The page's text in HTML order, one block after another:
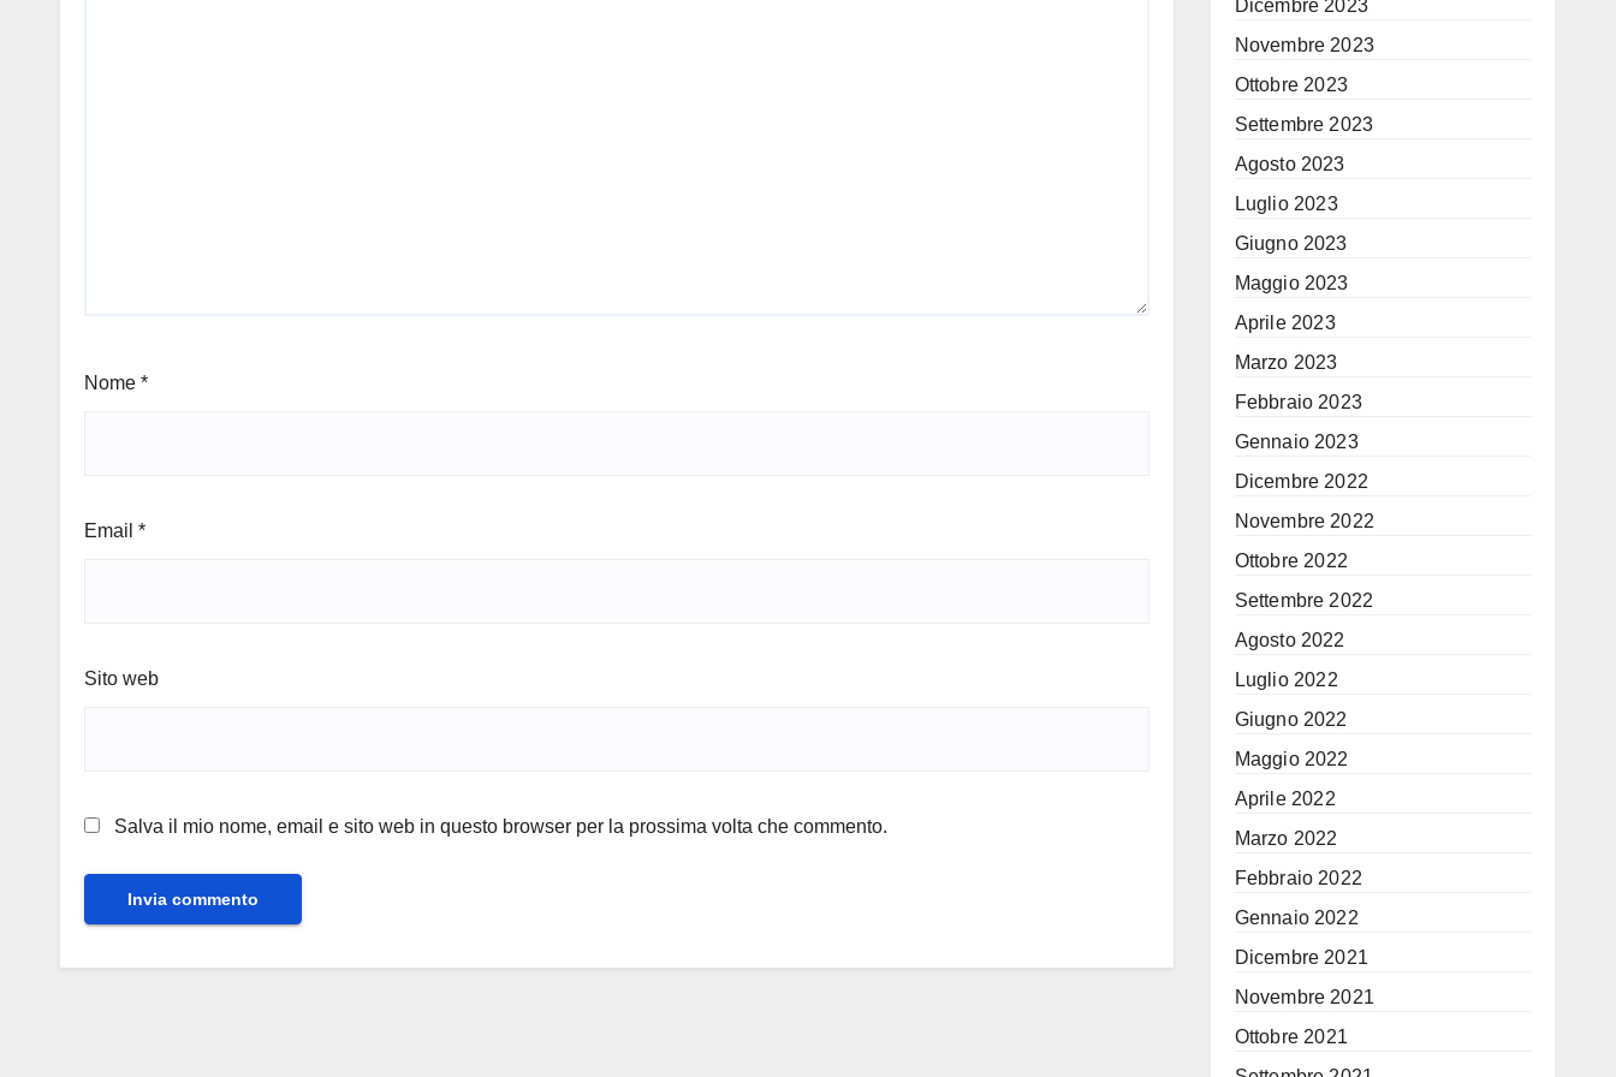
Nome *
Email *
Sito web
Salva il mio nome, email e sito web in questo browser per la prossima volta che commento.
Dicembre 2023
Novembre 2023
Ottobre 2023
Settembre 2023
Agosto 2023
Luglio 2023
Giugno 2023
Maggio 2023
Aprile 2023
Marzo 2023
Febbraio 2023
Gennaio 2023
Dicembre 2022
Novembre 2022
Ottobre 2022
Settembre 2022
Agosto 2022
Luglio 2022
Giugno 2022
Maggio 2022
Aprile 2022
Marzo 2022
Febbraio 2022
Gennaio 2022
Dicembre 2021
Novembre 2021
Ottobre 2021